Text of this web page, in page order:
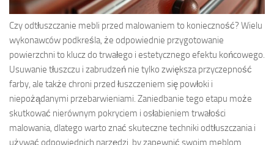
Czy odtłuszczanie mebli przed malowaniem to konieczność? Wielu
wykonawców podkreśla, że odpowiednie przygotowanie
powierzchni to klucz do trwałego i estetycznego efektu końcowego.
Usuwanie tłuszczu i zabrudzeń nie tylko zwiększa przyczepność
farby, ale także chroni przed łuszczeniem się powłoki i
niepożądanymi przebarwieniami. Zaniedbanie tego etapu może
skutkować nierównym pokryciem i osłabieniem trwałości
malowania, dlatego warto znać skuteczne techniki odtłuszczania i
używać odpowiednich narzędzi, by zapewnić swoim meblom